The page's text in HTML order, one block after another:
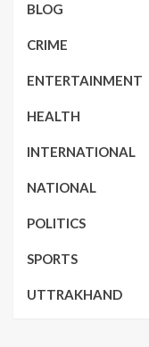
BLOG
CRIME
ENTERTAINMENT
HEALTH
INTERNATIONAL
NATIONAL
POLITICS
SPORTS
UTTRAKHAND